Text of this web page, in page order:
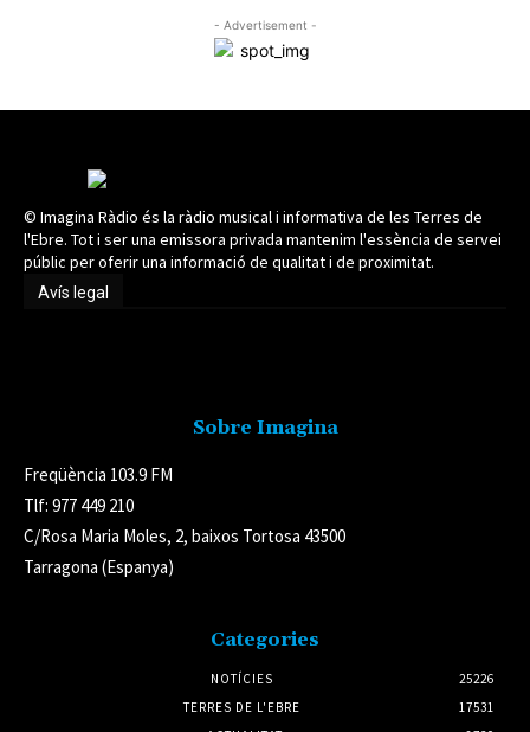
- Advertisement -
© Imagina Ràdio és la ràdio musical i informativa de les Terres de
l'Ebre. Tot i ser una emissora privada mantenim l'essència de servei
públic per oferir una informació de qualitat i de proximitat.
Avís legal
Sobre Imagina
Freqüència 103.9 FM
Tlf: 977 449 210
C/Rosa Maria Moles, 2, baixos Tortosa 43500
Tarragona (Espanya)
Categories
NOTÍCIES
25226
TERRES DE L'EBRE
17531